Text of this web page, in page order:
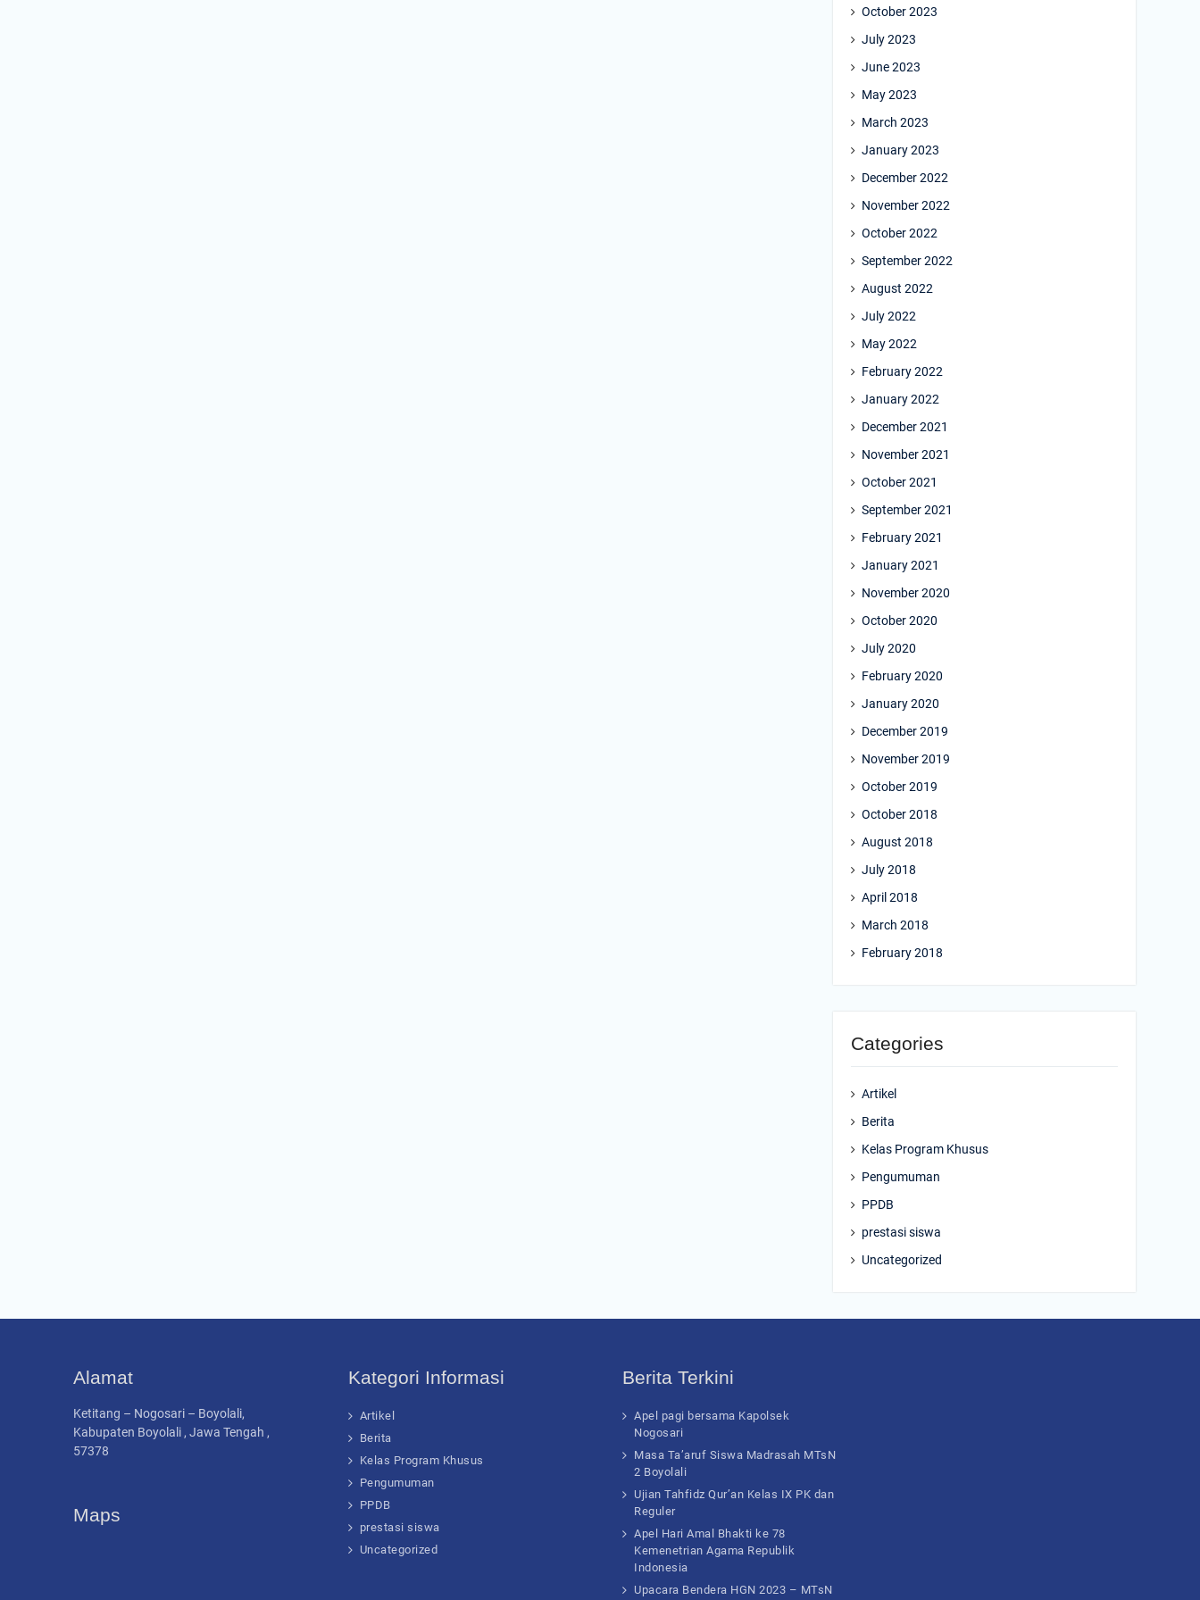
October 2023
July 2023
June 2023
May 2023
March 2023
January 2023
December 2022
November 2022
October 2022
September 2022
August 2022
July 2022
May 2022
February 2022
January 2022
December 2021
November 2021
October 2021
September 2021
February 2021
January 2021
November 2020
October 2020
July 2020
February 2020
January 2020
December 2019
November 2019
October 2019
October 2018
August 2018
July 2018
April 2018
March 2018
February 2018
Categories
Artikel
Berita
Kelas Program Khusus
Pengumuman
PPDB
prestasi siswa
Uncategorized
Alamat
Ketitang – Nogosari – Boyolali,
Kabupaten Boyolali , Jawa Tengah ,
57378
Maps
Kategori Informasi
Artikel
Berita
Kelas Program Khusus
Pengumuman
PPDB
prestasi siswa
Uncategorized
Berita Terkini
Apel pagi bersama Kapolsek
Nogosari
Masa Ta’aruf Siswa Madrasah MTsN
2 Boyolali
Ujian Tahfidz Qur’an Kelas IX PK dan
Reguler
Apel Hari Amal Bhakti ke 78
Kemenetrian Agama Republik
Indonesia
Upacara Bendera HGN 2023 – MTsN